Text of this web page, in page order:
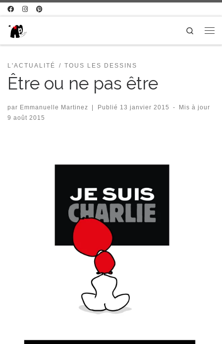
Passer au contenu
Search
L'ACTUALITÉ TOUS LES DESSINS
Être ou ne pas être
par Emmanuelle Martinez | Publié 13 janvier 2015 -
Mis à jour
9 août 2015